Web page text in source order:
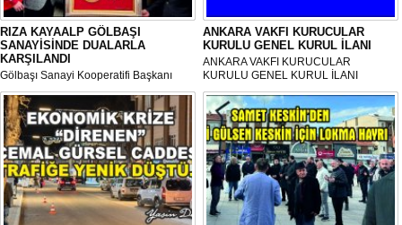
RIZA KAYAALP GÖLBAŞI
SANAYİSİNDE DUALARLA
KARŞILANDI
Gölbaşı Sanayi Kooperatifi Başkanı
Mehmet Aktay öncülüğünde, sanayi
esnafı adına düzenlenen anlamlı anma
programı Sanayi Camii’nde yoğun
katılımla gerçekleştirildi.
ANKARA VAKFI KURUCULAR
KURULU GENEL KURUL İLANI
ANKARA VAKFI KURUCULAR
KURULU GENEL KURUL İLANI